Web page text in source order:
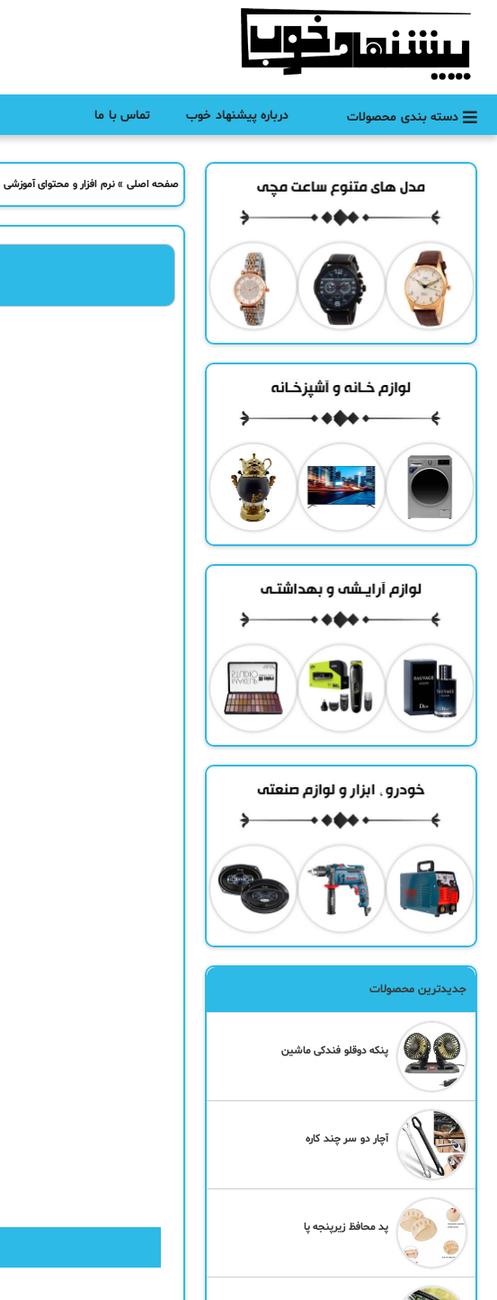
دسته بندی محصولات درباره پیشنهاد خوب تماس با ما
صفحه اصلی »نرم افزار و محتوای آموزشی
جدیدترین محصولات
پنکه دوقلو فندکی ماشین
آچار دو سر چند کاره
پد محافظ زیرپنجه پا